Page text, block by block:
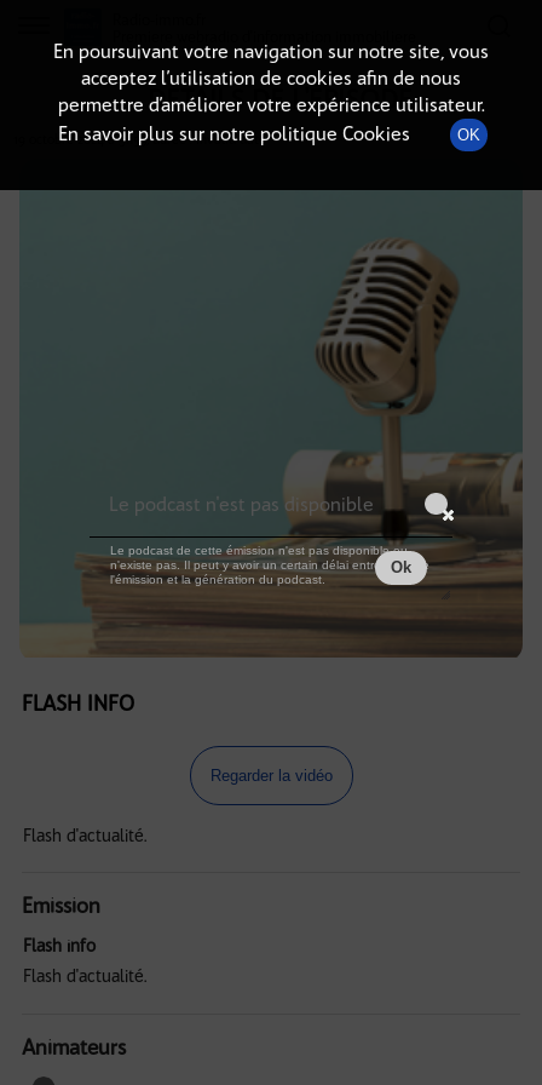
DÉTAILS DE L'ÉPISODE
19 octobre 2024à 5h59, durée : Invalid date
FLASH INFO
Regarder la vidéo
Flash d'actualité.
Emission
Flash info
Flash d'actualité.
Animateurs
En poursuivant votre navigation sur notre site, vous
acceptez l’utilisation de cookies afin de nous
permettre d’améliorer votre expérience utilisateur.
En savoir plus sur notre politique Cookies
OK
Le podcast n'est pas disponible
Le podcast de cette émission n'est pas disponible ou
n'existe pas. Il peut y avoir un certain délai entre la fin de
l'émission et la génération du podcast.
Ok